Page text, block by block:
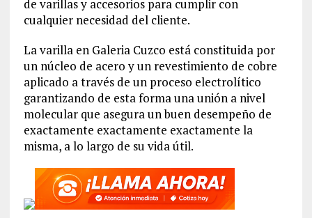
de varillas y accesorios para cumplir con
cualquier necesidad del cliente.
La varilla en Galeria Cuzco está constituida por
un núcleo de acero y un revestimiento de cobre
aplicado a través de un proceso electrolítico
garantizando de esta forma una unión a nivel
molecular que asegura un buen desempeño de
exactamente exactamente exactamente la
misma, a lo largo de su vida útil.